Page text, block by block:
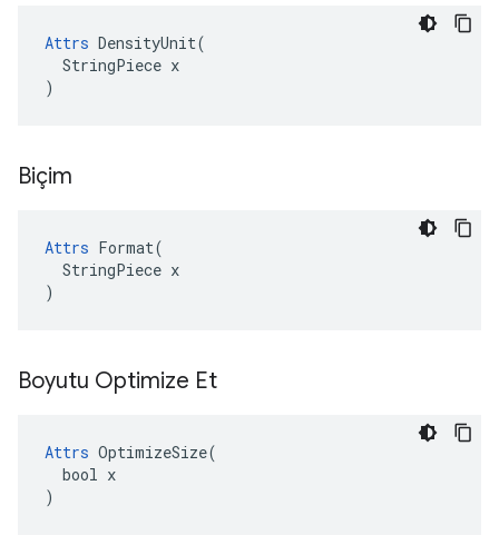
Attrs DensityUnit(
  StringPiece x
)
Biçim
Attrs Format(
  StringPiece x
)
Boyutu Optimize Et
Attrs OptimizeSize(
  bool x
)